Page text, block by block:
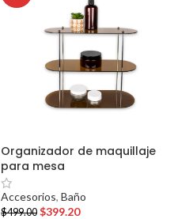
Organizador de maquillaje
para mesa
Accesorios, Baño
$499.00 $399.20